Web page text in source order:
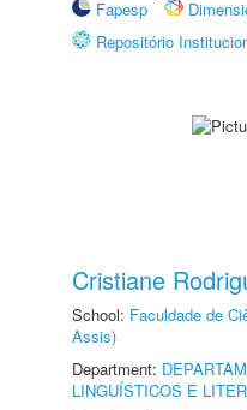
Fapesp
Repositório
Cristiane
School: Faculdade de
Assis)
Department:
LINGUÍSTICOS E